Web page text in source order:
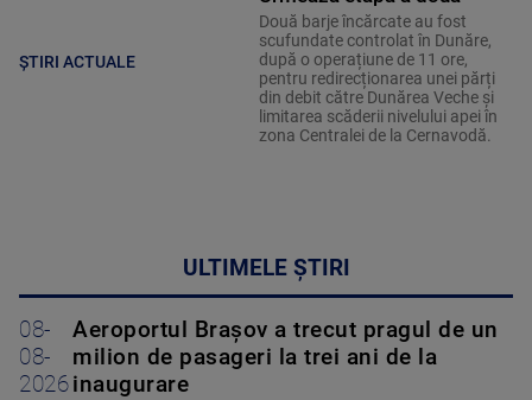
ȘTIRI ACTUALE
Două barje încărcate au fost
scufundate controlat în Dunăre,
după o operațiune de 11 ore,
pentru redirecționarea unei părți
din debit către Dunărea Veche și
limitarea scăderii nivelului apei în
zona Centralei de la Cernavodă.
ULTIMELE ȘTIRI
08-
08-
2026
Aeroportul Brașov a trecut pragul de un
milion de pasageri la trei ani de la
inaugurare